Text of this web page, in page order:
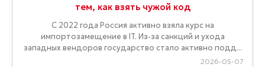
тем, как взять чужой код
С 2022 года Россия активно взяла курс на
импортозамещение в IT. Из-за санкций и ухода
западных вендоров государство стало активно подд...
2026-05-07